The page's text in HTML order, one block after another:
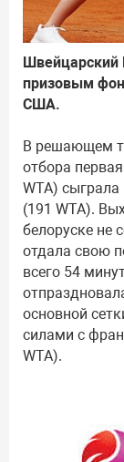
Швейцарский
призовым
США.
В решающем
отбора
WTA)
(191 WTA).
белоруске не
отдала свою
всего 54
основной
силами с
WTA).